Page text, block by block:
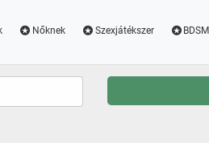
Nőknek Szexjátékszer BDSM